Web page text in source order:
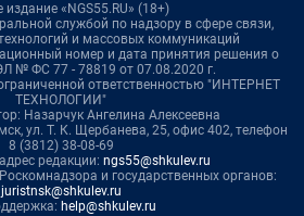
издание «NGS55.RU» (18+)
службой по надзору в сфере связи,
и массовых коммуникаций
номер и дата принятия решения о
№ ФС 77 - 78819 от 07.08.2020 г.
ответственностью "ИНТЕРНЕТ
ТЕХНОЛОГИИ"
Назарчук Ангелина Алексеевна
ул. Т. К. Щербанева, 25, офис 402, телефон
8 (3812) 38-08-69
редакции: ngs55@shkulev.ru
и государственных органов:
juristnsk@shkulev.ru
help@shkulev.ru